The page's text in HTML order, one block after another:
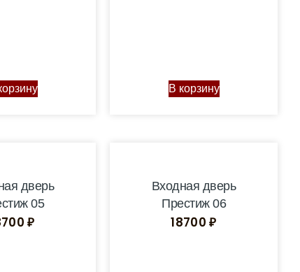
В корзину
дверь
05
₽
Входная дверь
Престиж 06
18700₽